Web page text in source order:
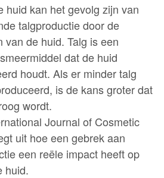
huid kan het gevolg zijn van
talgproductie door de
van de huid. Talg is een
dat de huid
houdt. Als er minder talg
is de kans groter dat
wordt.
Journal of Cosmetic
uit hoe een gebrek aan
een reële impact heeft op
huid.